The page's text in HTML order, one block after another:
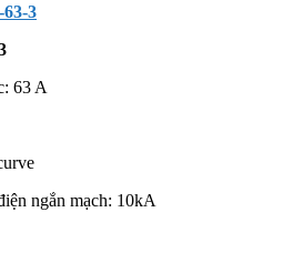
3
63 A
ngắn mạch: 10kA